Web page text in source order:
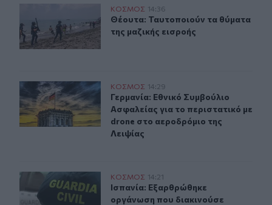
Θέουτα: Ταυτοποιούν τα θύματα της μαζικής εισροής
ΚΟΣΜΟΣ 14:36
Θέουτα: Ταυτοποιούν τα θύματα
Θέουτα: Ταυτοποιούν τα θύματα
της μαζικής εισροής
Γερμανία: Εθνικό Συμβούλιο Ασφαλείας για το
ΚΟΣΜΟΣ 14:29
Γερμανία: Εθνικό Συμβούλιο
Γερμανία: Εθνικό Συμβούλιο
Ασφαλείας για το περιστατικό με
drone στο αεροδρόμιο της
Λειψίας
Ισπανία: Εξαρθρώθηκε οργάνωση που διακινούσε
ΚΟΣΜΟΣ 14:21
Ισπανία: Εξαρθρώθηκε οργάνωση
Ισπανία: Εξαρθρώθηκε
οργάνωση που διακινούσε